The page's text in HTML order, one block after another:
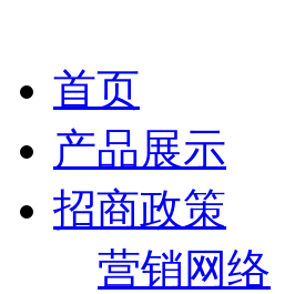
首页
产品展示
招商政策
营销网络